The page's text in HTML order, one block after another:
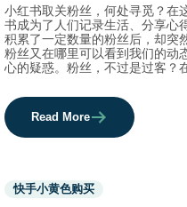
小红书取关粉丝，何处寻觅？在
书成为了人们记录生活、分享心
积累了一定数量的粉丝后，却突
粉丝又在哪里可以看到我们的动
心的疑惑。粉丝，不过是过客？
Read More
Used
before
快手小黄色购买